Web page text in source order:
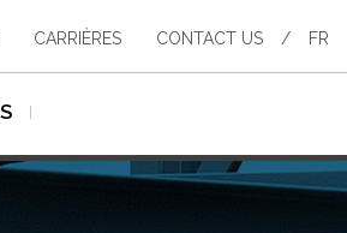
FR
/
CARRIÈRES CONTACT US